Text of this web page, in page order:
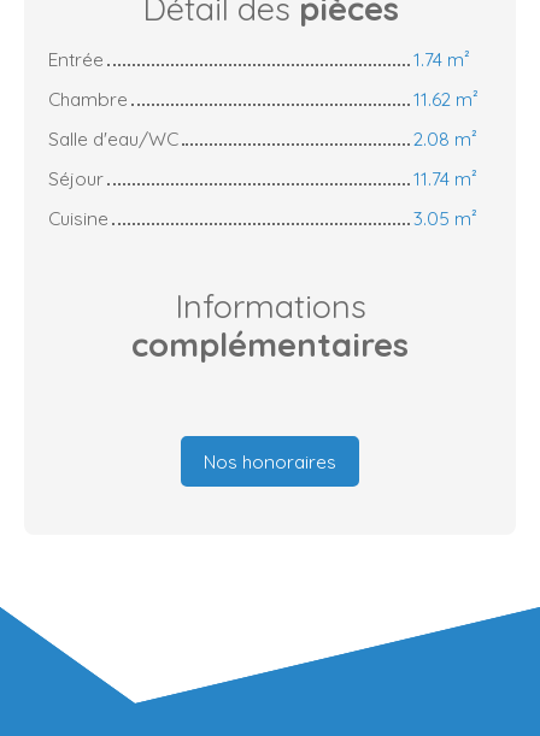
Détail des pièces
Entrée
1.74 m²
Chambre
11.62 m²
Salle d'eau/WC
2.08 m²
Séjour
11.74 m²
Cuisine
3.05 m²
Informations
complémentaires
Nos honoraires